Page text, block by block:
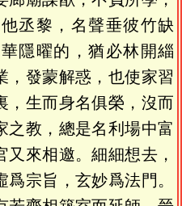
丞黎，名聲垂彼竹缺
隱曜的，猶必林開緇
，發蒙解惑，也使家習
，生而身名俱榮，沒而
之教，總是名利場中富
來相邀。細細想去，
宗旨，玄妙爲法門。